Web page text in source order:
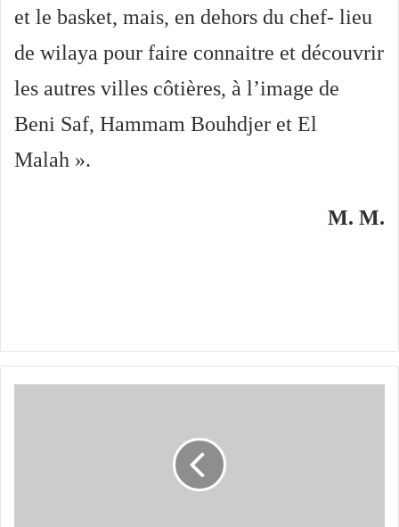
et le basket, mais, en dehors du chef- lieu
de wilaya pour faire connaitre et découvrir
les autres villes côtières, à l’image de
Beni Saf, Hammam Bouhdjer et El
Malah ».
M. M.